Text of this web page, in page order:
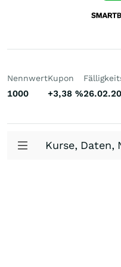
Nennwert
1000
Kupon
+3,38 %
Kurse, Daten,